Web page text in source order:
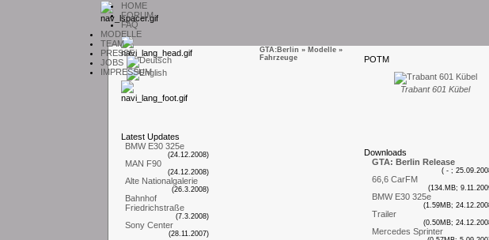
HOME
FORUM
FAQ
MODELLE
TEAM
PRESSE
JOBS
IMPRESSUM
L atest Updates
BMW E30 325e
(24.12.2008)
MAN F90
(24.12.2008)
Alte Nationalgalerie
(26.3.2008)
Bahnhof
Friedrichstraße
(7.3.2008)
Sony Center
(28.11.2007)
POTM
Trabant 601 Kübel
Downloads
GTA: Berlin Release
( - ;
66,6 CarFM
(134.MB;
BMW E30 325e
(1.59MB;
Trailer
(0.50MB;
Mercedes Sprinter
GTA:Berlin » Modelle »
Fahrzeuge